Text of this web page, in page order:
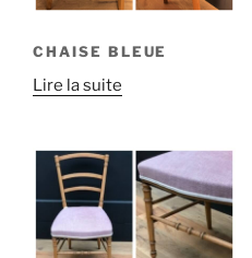
CHAISE BLEUE
Lire la suite